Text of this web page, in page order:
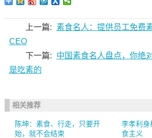
上一篇: 素食名人：提供员工免费
CEO
下一篇:
中国素食名人盘点，你绝
是吃素的
相关推荐
陈坤：素食、行走，只要开
始，就不会结束
李孝利身
食主义